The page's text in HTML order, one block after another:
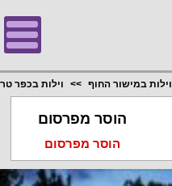
וילות במישור החוף וילות בכפר
הוסר מפרסום
הוסר מפרסום